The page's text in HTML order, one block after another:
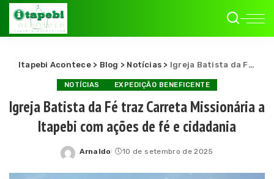
Itapebi Acontece> Blog > Notícias > Igreja Batista da Fé traz Carreta Missionária a Itapebi com ações de fé e cidadania
NOTÍCIAS EXPEDIÇÃO BENEFICENTE
Igreja Batista da Fé traz Carreta Missionária a
Itapebi com ações de fé e cidadania
Posted
Arnaldo 10 de setembro de 2025